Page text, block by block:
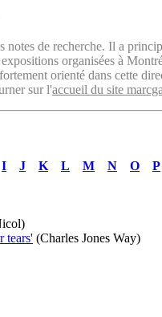
notes de recherche. Il a
organisées à
orienté dans cette
sur l'accueil du site
I J K L M N O P
tears' (Charles Jones Way)